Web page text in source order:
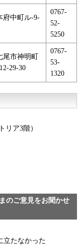
府中町ル-9-
0767-
52-
5250
尾市神明町
2-29-30
0767-
53-
1320
リア3階）
のご意見をお聞かせ
立たなかった